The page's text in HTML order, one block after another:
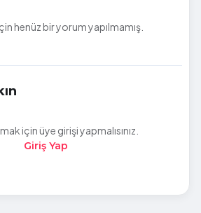
henüz bir yorum yapılmamış.
için üye girişi yapmalısınız.
Giriş Yap